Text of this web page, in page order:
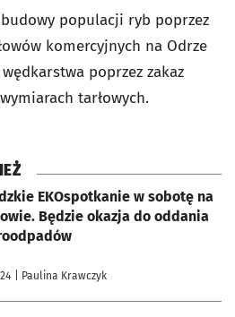
populacji ryb poprzez
komercyjnych na Odrze
poprzez zakaz
tarłowych.
EKOspotkanie w sobotę na
Będzie okazja do oddania
| Paulina Krawczyk